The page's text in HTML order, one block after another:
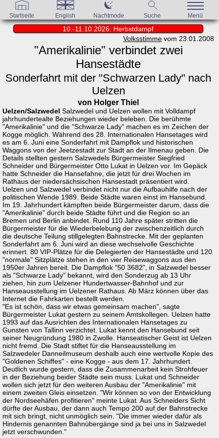
Startseite English Nachtmode Suche Menü
10.-11.10.2026: Herbstdampf
Volksstimme vom 23.01.2008
"Amerikalinie" verbindet zwei
Hansestädte
Sonderfahrt mit der "Schwarzen Lady" nach
Uelzen
von Holger Thiel
Uelzen/Salzwedel Salzwedel und Uelzen wollen mit Volldampf
jahrhundertealte Beziehungen wieder beleben. Die berühmte
"Amerikalinie" und die "Schwarze Lady" machen es im Zeichen der
Kogge möglich. Während des 28. Internationalen Hansetages wird
es am 6. Juni eine Sonderfahrt mit Dampflok und historischen
Waggons von der Jeetzestadt zur Stadt an der Ilmenau geben. Die
Details stellten gestern Salzwedels Bürgermeister Siegfried
Schneider und Bürgermeister Otto Lukat in Uelzen vor. Im Gepäck
hatte Schneider die Hansefahne, die jetzt für drei Wochen im
Rathaus der niedersächsischen Hansestadt präsentiert wird.
Uelzen und Salzwedel verbindet nicht nur die Aufbauhilfe nach der
politischen Wende 1989. Beide Städte waren einst im Hansebund.
Im 19. Jahrhundert kämpften beide Bürgermeister darum, dass die
"Amerikalinie" durch beide Städte führt und die Region so an
Bremen und Berlin anbindet. Rund 110 Jahre später stritten die
Bürgermeister für die Wiederbelebung der zwischenzeitlich durch
die deutsche Teilung stillgelegten Bahnstrecke. Mit der geplanten
Sonderfahrt am 6. Juni wird an diese wechselvolle Geschichte
erinnert. 80 VIP-Plätze für die Delegierten der Hansestädte und 120
"normale" Sitzplätze stehen in den vier Reisewaggons aus den
1950er Jahren bereit. Die Dampflok "50 3682", in Salzwedel besser
als "Schwarze Lady" bekannt, wird den Sonderzug ab 13 Uhr
ziehen, hin zum Uelzener Hundertwasser-Bahnhof und zur
Hanseausstellung im Uelzener Rathaus. Ab März können über das
Internet die Fahrkarten bestellt werden.
"Es ist schön, dass wir etwas gemeinsam machen", sagte
Bürgermeister Lukat gestern zu seinem Amtskollegen. Uelzen hatte
1993 auf das Ausrichten des Internationalen Hansetages zu
Gunsten von Tallinn verzichtet. Lukat kennt den Hansebund seit
seiner Neugründung 1980 in Zwolle. Hanseatischer Geist ist Uelzen
nicht fremd. Die Stadt stiftet für die Hanseausstellung im
Salzwedeler Danneilmuseum deshalb auch eine wertvolle Kopie des
"Goldenen Schiffes" - eine Kogge - aus dem 17. Jahrhundert.
Deutlich wurde gestern, dass die Zusammenarbeit kein Strohfeuer
in der Beziehung beider Städte sein muss. Lukat und Schneider
wollen sich jetzt für den weiteren Ausbau der "Amerikalinie" mit
einem zweiten Gleis einsetzen. "Wir können so von der Entwicklung
der Nordseehäfen profitieren" meinte Lukat. Aus Schneiders Sicht
dürfte der Ausbau, der dann auch Tempo 200 auf der Bahnstrecke
mit sich bringt, nicht unmöglich sein. "Die immer wieder dafür als
Hindernis genannten Bahnübergänge sind ja bei uns in Salzwedel
jetzt verschwunden."